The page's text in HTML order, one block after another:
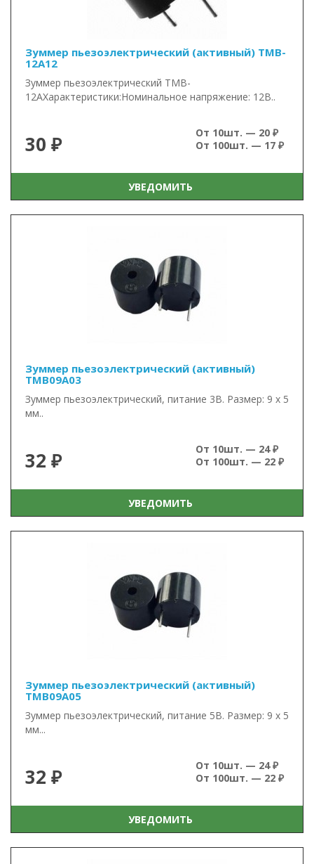
Зуммер пьезоэлектрический (активный) TMB-
12A12
Зуммер пьезоэлектрический TMB-
12AХарактеристики:Номинальное напряжение: 12В..
30 ₽
От 10шт. — 20 ₽
От 100шт. — 17 ₽
УВЕДОМИТЬ
Зуммер пьезоэлектрический (активный)
TMB09A03
Зуммер пьезоэлектрический, питание 3В. Размер: 9 x 5
мм..
32 ₽
От 10шт. — 24 ₽
От 100шт. — 22 ₽
УВЕДОМИТЬ
Зуммер пьезоэлектрический (активный)
TMB09A05
Зуммер пьезоэлектрический, питание 5В. Размер: 9 x 5
мм...
32 ₽
От 10шт. — 24 ₽
От 100шт. — 22 ₽
УВЕДОМИТЬ